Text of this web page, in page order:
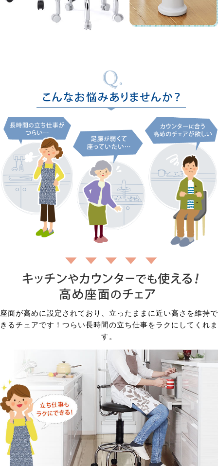
座面が高めに設定されており、立ったままに近い高さを維持で
きるチェアです！つらい長時間の立ち仕事をラクにしてくれま
す。